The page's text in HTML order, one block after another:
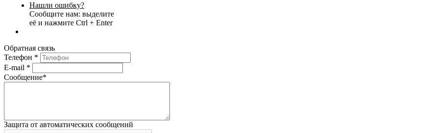
Нашли ошибку?
Сообщите нам: выделите
её и нажмите Ctrl + Enter
Обратная связь
Телефон *
E-mail *
Сообщение*
Защита от автоматических сообщений